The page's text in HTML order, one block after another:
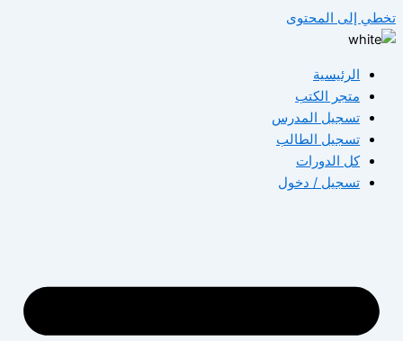
تخطي إلى المحتوى
الرئيسية
متجر الكتب
تسجيل المدرس
تسجيل الطالب
كل الدورات
تسجيل / دخول